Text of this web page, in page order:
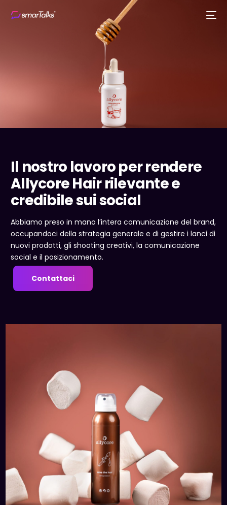
Il nostro lavoro per rendere
Allycore Hair rilevante e
credibile sui social
Abbiamo preso in mano l’intera comunicazione del brand,
occupandoci della strategia generale e di gestire i lanci di
nuovi prodotti, gli shooting creativi, la comunicazione
social e il posizionamento.
Contattaci